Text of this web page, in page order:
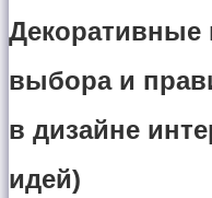
Декоративные
выбора и
в дизайне
идей)